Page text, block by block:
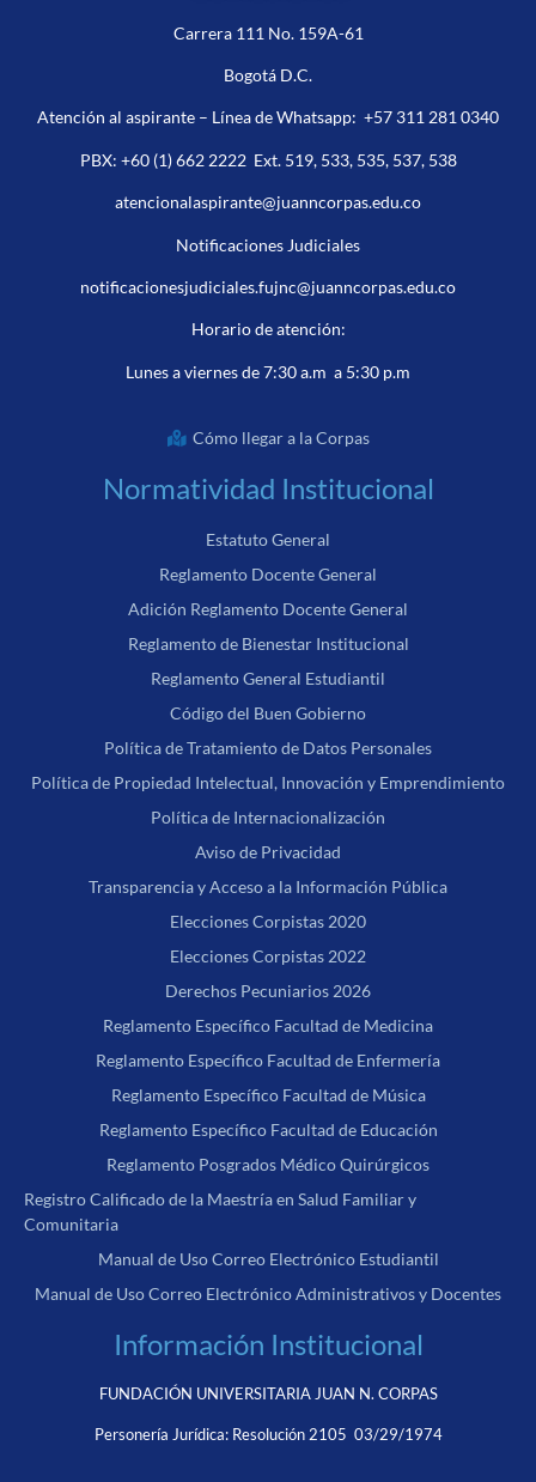
Carrera 111 No. 159A-61
Bogotá D.C.
Atención al aspirante – Línea de Whatsapp: +57 311 281 0340
PBX: +60 (1) 662 2222Ext. 519, 533, 535, 537, 538
atencionalaspirante@juanncorpas.edu.co
Notificaciones Judiciales
notificacionesjudiciales.fujnc@juanncorpas.edu.co
Horario de atención:
Lunes a viernes de 7:30 a.m a 5:30 p.m
Cómo llegar a la Corpas
Normatividad Institucional
Estatuto General
Reglamento Docente General
Adición Reglamento Docente General
Reglamento de Bienestar Institucional
Reglamento General Estudiantil
Código del Buen Gobierno
Política de Tratamiento de Datos Personales
Política de Propiedad Intelectual, Innovación y Emprendimiento
Política de Internacionalización
Aviso de Privacidad
Transparencia y Acceso a la Información Pública
Elecciones Corpistas 2020
Elecciones Corpistas 2022
Derechos Pecuniarios 2026
Reglamento Específico Facultad de Medicina
Reglamento Específico Facultad de Enfermería
Reglamento Específico Facultad de Música
Reglamento Específico Facultad de Educación
Reglamento Posgrados Médico Quirúrgicos
Registro Calificado de la Maestría en Salud Familiar y
Comunitaria
Manual de Uso Correo Electrónico Estudiantil
Manual de Uso Correo Electrónico Administrativos y Docentes
Información Institucional
FUNDACIÓN UNIVERSITARIA JUAN N. CORPAS
Personería Jurídica: Resolución 2105 03/29/1974